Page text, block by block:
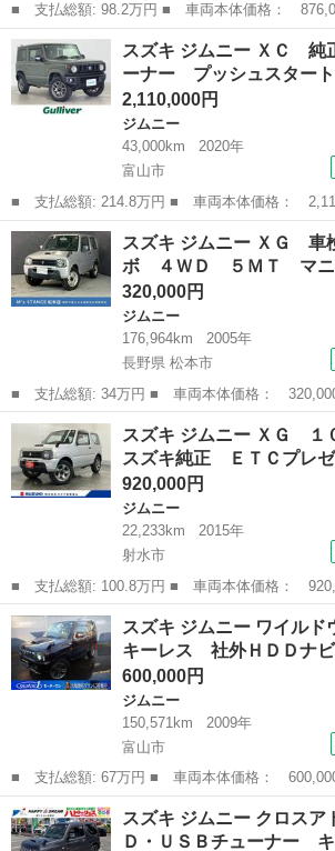
■ 支払総額: 98.2万円 ■ 車両本体価格： 876,000 円 ■ メーカー
名： スズキ ■ 車種名： ジムニー ■ グレー
ベンチャー フルセグメモリーナビ キーレス
ン シートヒー...
富山 富山市 ジムニー
スズキ ジムニー ＸＣ
ーナー プッシュスタ
2,110,000円
ジムニー
43,000km
2020年
富山市
■ 支払総額: 214.8万円 ■ 車両本体価格： 2,110,000 円 ■ メーカ
ー名： スズキ ■ 車種名： ジムニー ■ グレ
正ＳＤナビ ワンオーナー プッシュスタート
ー スペ...
富山 富山市 ジムニー
スズキ ジムニー ＸＧ
ボ ４ＷＤ ５ＭＴ マニ
320,000円
ジムニー
176,964km
2005年
長野県 松本市
■ 支払総額: 34万円 ■ 車両本体価格： 320,000 円 ■ メーカー
名： スズキ ■ 車種名： ジムニー ■ グレー
１０年３月 ターボ ４ＷＤ ５ＭＴ マニュア
レス カセット ...
長野 松本市 ジムニー
スズキ ジムニー ＸＧ １
スズキ純正 ＥＴＣプレ
920,000円
ジムニー
22,233km
2015年
射水市
■ 支払総額: 100.8万円 ■ 車両本体価格： 920,000 円 ■ メーカー
名： スズキ ■ 車種名： ジムニー ■ グレー
型 『８月限定！スズキ純正 ＥＴＣプレゼン
量： 6...
富山 射水市 ジムニー
スズキ ジムニー ワイル
キーレス 社外ＨＤＤナ
600,000円
ジムニー
150,571km
2009年
富山市
■ 支払総額: 67万円 ■ 車両本体価格： 600,000 円 ■ メーカー
名： スズキ ■ 車種名： ジムニー ■ グレー
インド ４ＷＤ キーレス 社外ＨＤＤナビ フ
ザーシート ＥＴ...
富山 富山市 ジムニー
スズキ ジムニー クロス
Ｄ・ＵＳＢチューナー